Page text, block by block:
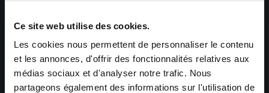
Ce site web utilise des cookies.
Les cookies nous permettent de personnaliser le contenu
et les annonces, d'offrir des fonctionnalités relatives aux
médias sociaux et d'analyser notre trafic. Nous
partageons également des informations sur l'utilisation de